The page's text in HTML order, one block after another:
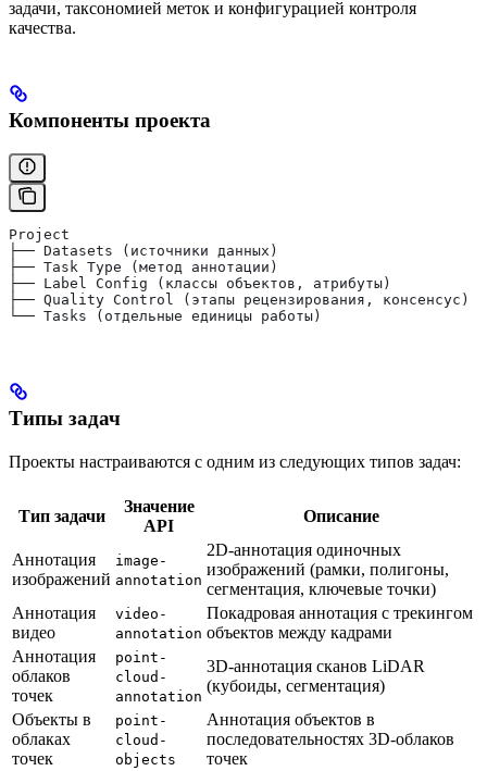
задачи, таксономией меток и конфигурацией контроля
качества.
Компоненты проекта
Project
├── Datasets (источники данных)
├── Task Type (метод аннотации)
├── Label Config (классы объектов, атрибуты)
├── Quality Control (этапы рецензирования, консенсус)
└── Tasks (отдельные единицы работы)
Типы задач
Проекты настраиваются с одним из следующих типов задач:
Тип задачи
Значение
API
Описание
Аннотация
изображений
image-
annotation
2D-аннотация одиночных
изображений (рамки, полигоны,
сегментация, ключевые точки)
Аннотация
видео
video-
annotation
Покадровая аннотация с трекингом
объектов между кадрами
Аннотация
облаков
точек
point-
cloud-
annotation
3D-аннотация сканов LiDAR
(кубоиды, сегментация)
Объекты в
облаках
точек
point-
cloud-
objects
Аннотация объектов в
последовательностях 3D-облаков
точек